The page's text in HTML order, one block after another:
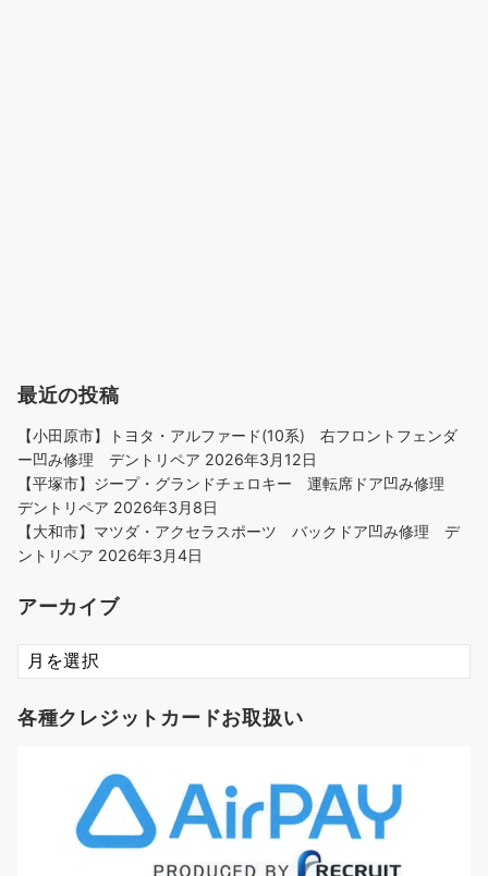
最近の投稿
【小田原市】トヨタ・アルファード(10系) 右フロントフェンダ
ー凹み修理 デントリペア 2026年3月12日
【平塚市】ジープ・グランドチェロキー 運転席ドア凹み修理
デントリペア 2026年3月8日
【大和市】マツダ・アクセラスポーツ バックドア凹み修理 デ
ントリペア 2026年3月4日
アーカイブ
ア
ー
イ
各種クレジットカードお取扱い